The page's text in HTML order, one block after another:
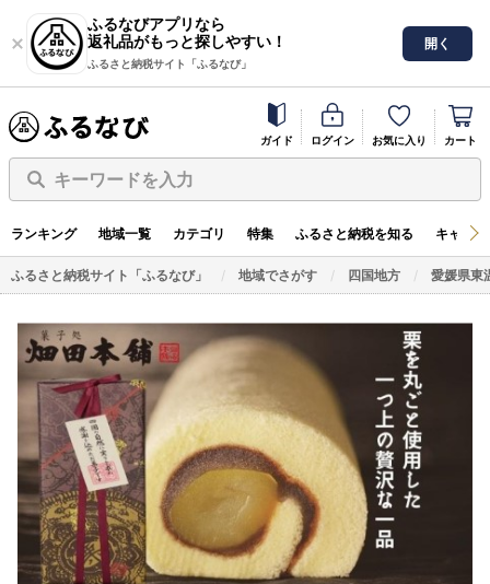
ふるなびアプリなら
返礼品がもっと探しやすい！
ふるさと納税サイト「ふるなび」
開く
ガイド ログイン お気に入り カート
キーワードを入力
ランキング 地域一覧 カテゴリ 特集 ふるさと納税を知る キャン
ふるさと納税サイト「ふるなび」 地域でさがす 四国地方 愛媛県東